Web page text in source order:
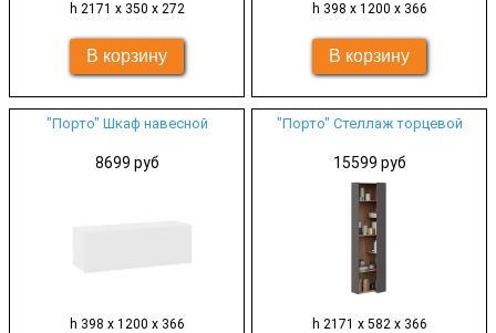
h 2171 х 350 х 272 h 398 х 1200 х 366
"Порто" Шкаф навесной
8699 руб
h 398 х 1200 х 366
"Порто" Стеллаж торцевой
15599 руб
h 2171 х 582 х 366